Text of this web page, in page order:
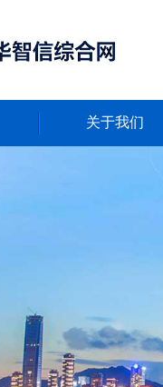
关于我们